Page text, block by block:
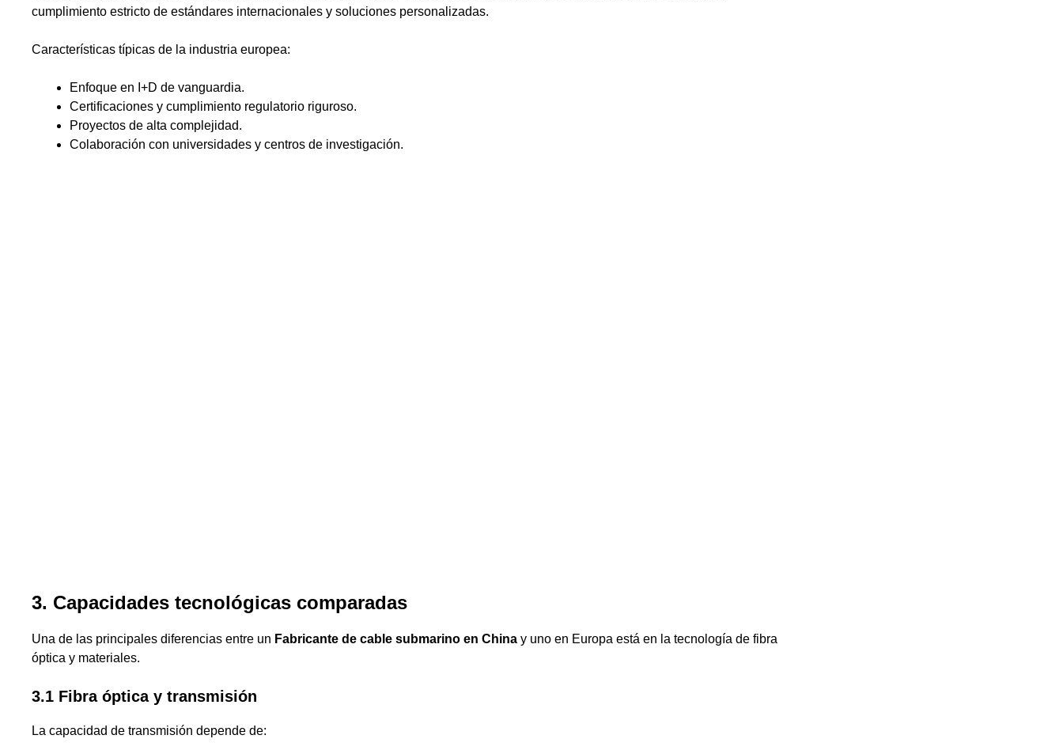
cumplimiento estricto de estándares internacionales y soluciones personalizadas.
Características típicas de la industria europea:
Enfoque en I+D de vanguardia.
Certificaciones y cumplimiento regulatorio riguroso.
Proyectos de alta complejidad.
Colaboración con universidades y centros de investigación.
3. Capacidades tecnológicas comparadas
Una de las principales diferencias entre un Fabricante de cable submarino en China y uno en Europa está en la tecnología de fibra
óptica y materiales.
3.1 Fibra óptica y transmisión
La capacidad de transmisión depende de: